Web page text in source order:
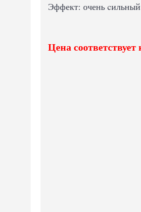
Эффект: очень
Цена